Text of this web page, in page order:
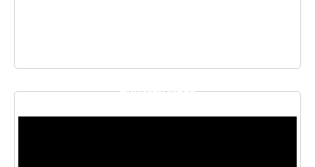
THƯ VIỆN VIDEO